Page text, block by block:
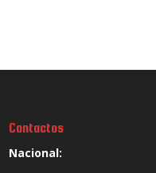
Contactos
Nacional: